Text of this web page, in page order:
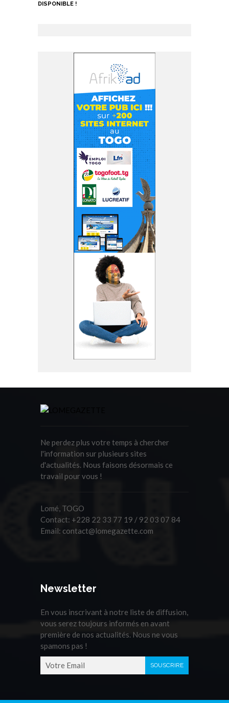
DISPONIBLE !
Ne perdez plus votre temps à chercher
l'information sur plusieurs sites
d'actualités. Nous faisons désormais ce
travail pour vous !
Lomé, TOGO
Contact: +228 22 33 77 19 / 92 03 07 84
Email: contact@lomegazette.com
Newsletter
En vous inscrivant à notre liste de diffusion,
vous serez toujours informés en avant
première de nos actualités. Nous ne vous
spamons pas !